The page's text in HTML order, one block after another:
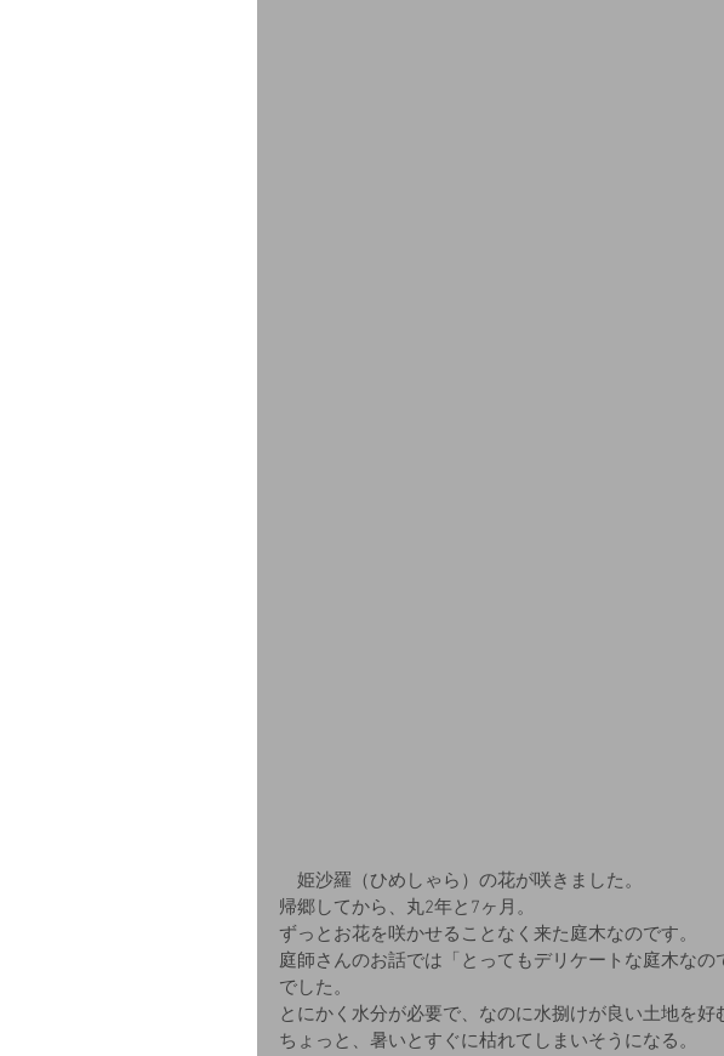
姫沙羅（ひめしゃら）の花が咲きました。
帰郷してから、丸2年と7ヶ月。
ずっとお花を咲かせることなく来た庭木なのです。
庭師さんのお話では「とってもデリケートな庭木な
でした。
とにかく水分が必要で、なのに水捌けが良い土地を好
ちょっと、暑いとすぐに枯れてしまいそうになる。